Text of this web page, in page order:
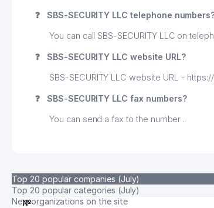
❓ SBS-SECURITY LLC telephone
You can call SBS-SECURITY LLC on
❓ SBS-SECURITY LLC website URL?
SBS-SECURITY LLC website URL -
❓ SBS-SECURITY LLC fax numbers?
You can send a fax to the number .
Top 20 popular companies (July)
Top 20 popular categories (July)
New organizations on the site
№